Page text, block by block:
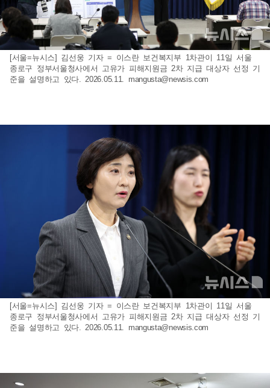
[서울=뉴시스] 김선웅 기자 = 이스란 보건복지부 1차관이 11일 서울
종로구 정부서울청사에서 고유가 피해지원금 2차 지급 대상자 선정 기
준을 설명하고 있다. 2026.05.11. mangusta@newsis.com
[서울=뉴시스] 김선웅 기자 = 이스란 보건복지부 1차관이 11일 서울
종로구 정부서울청사에서 고유가 피해지원금 2차 지급 대상자 선정 기
준을 설명하고 있다. 2026.05.11. mangusta@newsis.com